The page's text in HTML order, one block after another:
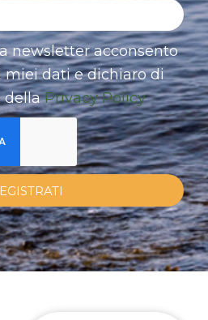
newsletter acconsento
dati e dichiaro di
dellaPrivacy Policy